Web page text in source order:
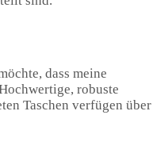
dass meine
robuste
Taschen verfügen über